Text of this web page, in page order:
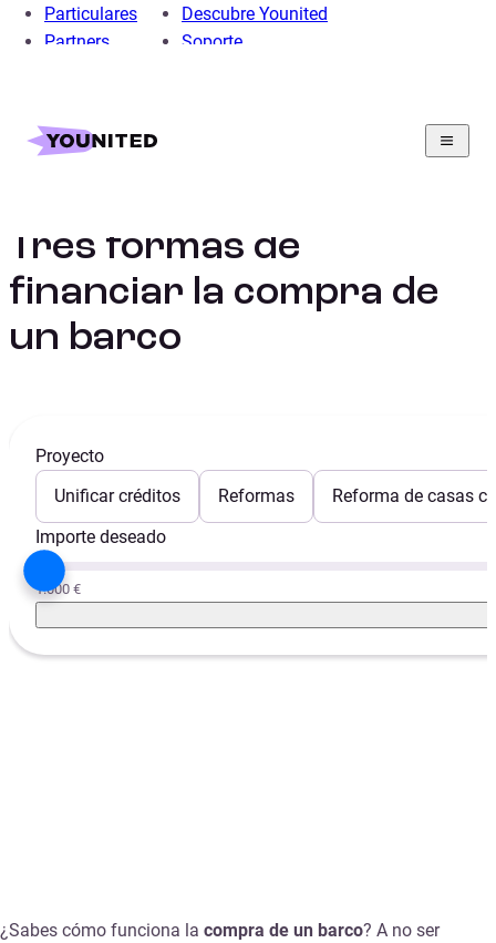
Particulares
Partners
Descubre Younited
Soporte
Home
Guía de préstamos para obtener liquidez
Tres formas de
financiar la compra de
un barco
Proyecto
Unificar créditos
Reformas
Reforma de casas
Importe deseado
1.000 €
¿Sabes cómo funciona la compra de un barco? A no ser